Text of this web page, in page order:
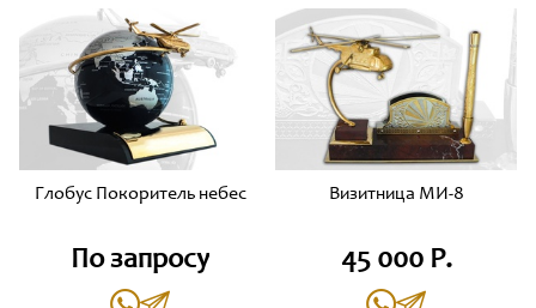
Глобус Покоритель небес
По запросу
Визитница МИ-8
45 000 Р.